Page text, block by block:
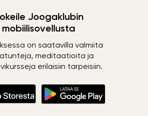
Joogaklubin
mobiilisovellusta
on saatavilla valmiita
meditaatioita ja
erilaisiin tarpeisiin.